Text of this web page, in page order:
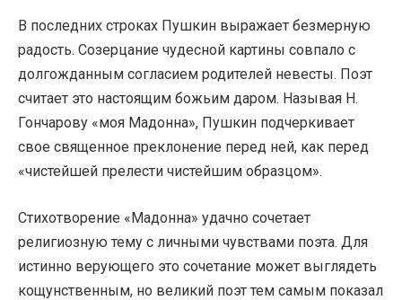
В последних строках Пушкин выражает безмерную
радость. Созерцание чудесной картины совпало с
долгожданным согласием родителей невесты. Поэт
считает это настоящим божьим даром. Называя Н.
Гончарову «моя Мадонна», Пушкин подчеркивает
свое священное преклонение перед ней, как перед
«чистейшей прелести чистейшим образцом».
Стихотворение «Мадонна» удачно сочетает
религиозную тему с личными чувствами поэта. Для
истинно верующего это сочетание может выглядеть
кощунственным, но великий поэт тем самым показал